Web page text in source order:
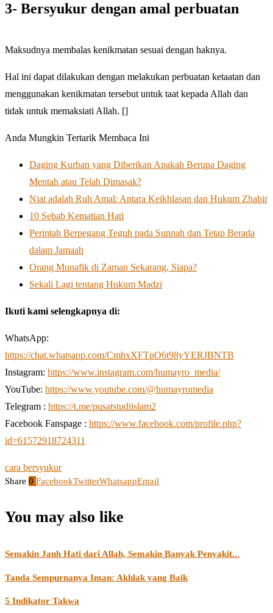
3- Bersyukur dengan amal perbuatan
Maksudnya membalas kenikmatan sesuai dengan haknya.
Hal ini dapat dilakukan dengan melakukan perbuatan ketaatan dan
menggunakan kenikmatan tersebut untuk taat kepada Allah dan
tidak untuk memaksiati Allah. []
Anda Mungkin Tertarik Membaca Ini
Daging Kurban yang Diberikan Apakah Berupa Daging
Mentah atau Telah Dimasak?
Niat adalah Ruh Amal: Antara Keikhlasan dan Hukum Zhahir
10 Sebab Kematian Hati
Perintah Berpegang Teguh pada Sunnah dan Tetap Berada
dalam Jamaah
Orang Munafik di Zaman Sekarang, Siapa?
Sekali Lagi tentang Hukum Madzi
Ikuti kami selengkapnya di:
WhatsApp:
https://chat.whatsapp.com/CmhxXFTpO6t98yYERJBNTB
Instagram: https://www.instagram.com/humayro_media/
YouTube: https://www.youtube.com/@humayromedia
Telegram : https://t.me/pusatstudiislam2
Facebook Fanspage : https://www.facebook.com/profile.php?
id=61572918724311
cara bersyukur
Share 0 FacebookTwitterWhatsappEmail
You may also like
Semakin Jauh Hati dari Allah, Semakin Banyak Penyakit...
Tanda Sempurnanya Iman: Akhlak yang Baik
5 Indikator Takwa